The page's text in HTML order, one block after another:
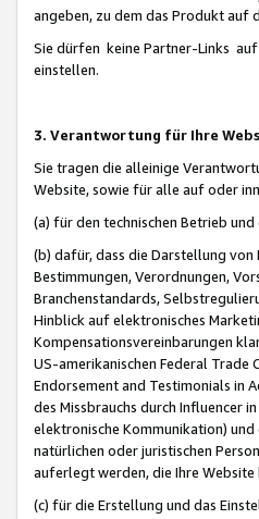
angeben, zu dem das Produkt auf
Sie dürfen keine Partner-Links
einstellen.
3. Verantwortung für Ihre
Sie tragen die alleinige
Website, sowie für alle auf oder
(a) für den technischen Betrieb
(b) dafür, dass die Darstellung
Bestimmungen, Verordnungen,
Branchenstandards,
Hinblick auf elektronisches
Kompensationsvereinbarungen
US-amerikanischen Federal Trade
Endorsement and Testimonials in
des Missbrauchs durch Influencer
elektronische Kommunikation)
natürlichen oder juristischen
auferlegt werden, die Ihre Website
(c) für die Erstellung und das